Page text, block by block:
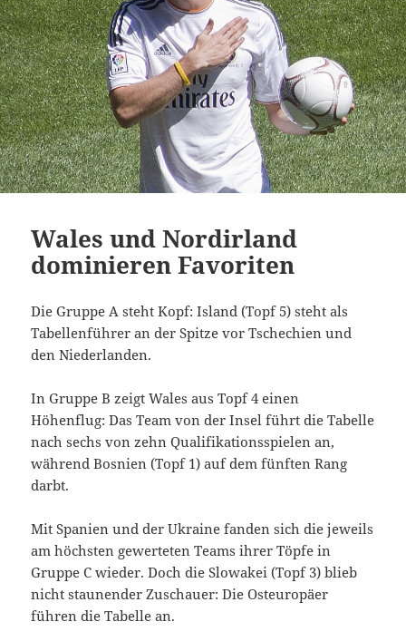
Wales und Nordirland
dominieren Favoriten
Die Gruppe A steht Kopf: Island (Topf 5) steht als
Tabellenführer an der Spitze vor Tschechien und
den Niederlanden.
In Gruppe B zeigt Wales aus Topf 4 einen
Höhenflug: Das Team von der Insel führt die Tabelle
nach sechs von zehn Qualifikationsspielen an,
während Bosnien (Topf 1) auf dem fünften Rang
darbt.
Mit Spanien und der Ukraine fanden sich die jeweils
am höchsten gewerteten Teams ihrer Töpfe in
Gruppe C wieder. Doch die Slowakei (Topf 3) blieb
nicht staunender Zuschauer: Die Osteuropäer
führen die Tabelle an.